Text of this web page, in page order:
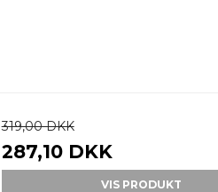
319,00 DKK
287,10 DKK
VIS PRODUKT